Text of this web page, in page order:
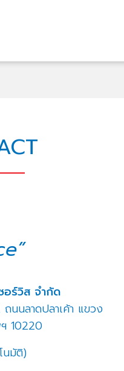
อร์วิส จำกัด
ถนนลาดปลาเค้า แขวง
10220
มัติ)